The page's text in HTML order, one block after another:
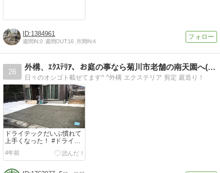
1384961
週間IN:0 週間OUT:16 月間IN:4
26
外構、ｴｸｽﾃﾘｱ、お庭の事なら菊川市老舗の南天園へ(^^…
日々のオシゴト載せてます^ ^外構 エクステリア 剪定 庭造り！
ドライテックだいぶ慣れて
上手くなった！ #ドライテ
ック #透水コンクリート #
静岡県...
4年前